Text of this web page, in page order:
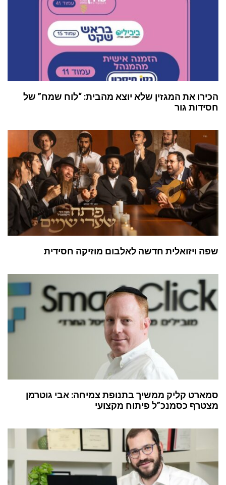
הכירו את המגזין שלא יוצא מהבית: “לוח שמח” של
חסידות גור
שפה ויזואלית חדשה לאלבום מוזיקה חסידית
סמארט קליק ממשיך בתנופת צמיחה: אבי גוטרמן
מצטרף כסמנכ”ל פיתוח מקצועי